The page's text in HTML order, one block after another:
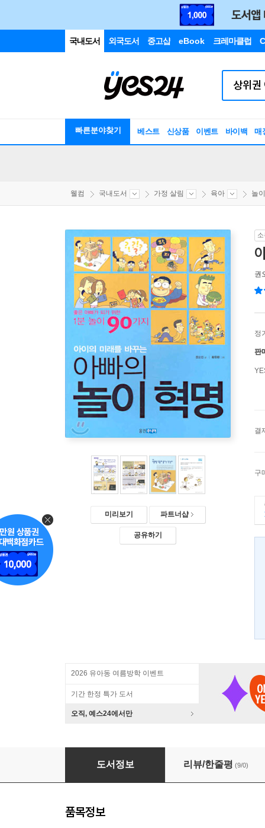
국내도서 외국도서 중고샵 eBook 크레마클럽
빠른분야찾기 베스트 신상품 이벤트 바이백 매
웰컴 국내도서 가정 살림 육아 놀
미리보기 파트너샵
공유하기
권
정
판
결
구
2026 유아동 여름방학 이벤트
기간 한정 특가 도서
오직, 예스24에서만
아이의 미래를 바꾸는 아빠의 놀이 혁명
도서정보 리뷰/한줄평 (9/0)
품목정보